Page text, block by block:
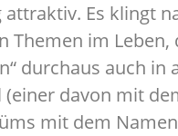
Es klingt
Themen im
durchaus auch
davon mit
mit dem